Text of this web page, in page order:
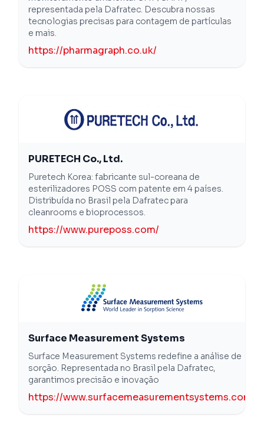
representada pela Dafratec. Descubra nossas
tecnologias precisas para contagem de partículas
e mais.
https://pharmagraph.co.uk/
PURETECH Co., Ltd.
Puretech Korea: fabricante sul-coreana de
esterilizadores POSS com patente em 4 países.
Distribuída no Brasil pela Dafratec para
cleanrooms e bioprocessos.
https://www.pureposs.com/
Surface Measurement Systems
Surface Measurement Systems redefine a análise de
sorção. Representada no Brasil pela Dafratec,
garantimos precisão e inovação
https://www.surfacemeasurementsystems.com/